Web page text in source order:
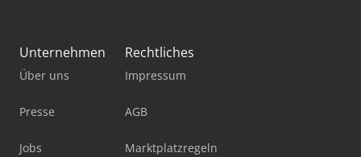
Unternehmen
Über uns
Presse
Jobs
Rechtliches
Impressum
AGB
Marktplatzregeln